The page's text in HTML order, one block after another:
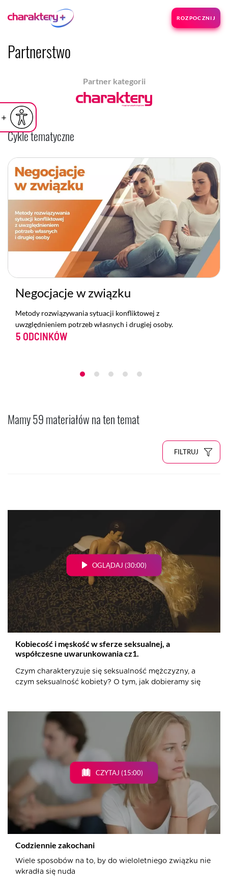
czcionkę
czcionka
Powiększ czcionkę
ROZPOCZNIJ
Partnerstwo
Partner kategorii
Cykle tematyczne
Negocjacje w związku
5 ODCINKÓW
Metody rozwiązywania sytuacji konfliktowej z
uwzględnieniem potrzeb własnych i drugiej osoby.
Mamy 59 materiałów na ten temat
FILTRUJ
OGLĄDAJ (30:00)
Kobiecość i męskość w sferze seksualnej, a
współczesne uwarunkowania cz1.
Czym charakteryzuje się seksualność mężczyzny, a
czym seksualność kobiety? O tym, jak dobieramy się
CZYTAJ (15:00)
Codziennie zakochani
Wiele sposobów na to, by do wieloletniego związku nie
wkradła się nuda